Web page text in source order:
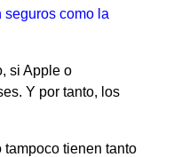
seguros como la
si Apple o
Y por tanto, los
tienen tanto